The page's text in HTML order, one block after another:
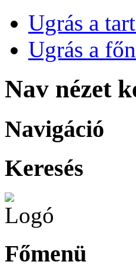
Ugrás a
Ugrás a
Nav nézet
Navigáció
Keresés
Főmenü